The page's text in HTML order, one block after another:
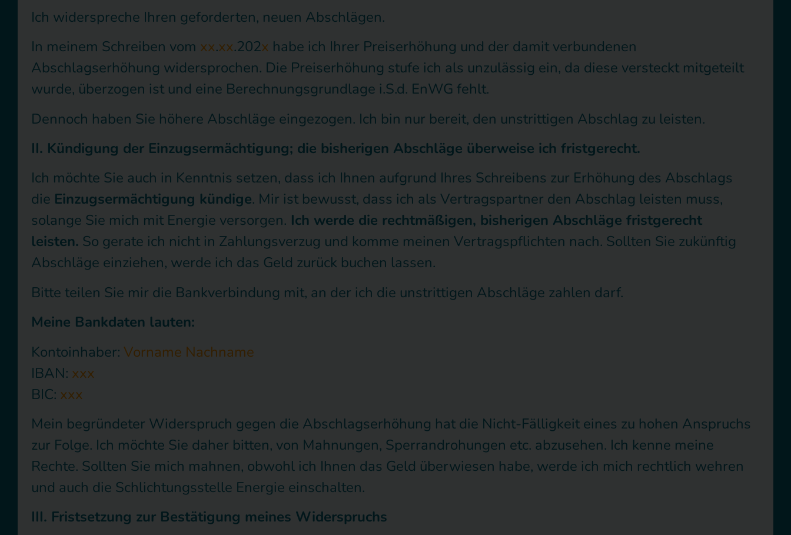
Ich widerspreche Ihren geforderten, neuen Abschlägen.
In meinem Schreiben vom xx.xx.202x habe ich Ihrer Preiserhöhung und der damit verbundenen
Abschlagserhöhung widersprochen. Die Preiserhöhung stufe ich als unzulässig ein, da diese versteckt mitgeteilt
wurde, überzogen ist und eine Berechnungsgrundlage i.S.d. EnWG fehlt.
Dennoch haben Sie höhere Abschläge eingezogen. Ich bin nur bereit, den unstrittigen Abschlag zu leisten.
II. Kündigung der Einzugsermächtigung; die bisherigen Abschläge überweise ich fristgerecht.
Ich möchte Sie auch in Kenntnis setzen, dass ich Ihnen aufgrund Ihres Schreibens zur Erhöhung des Abschlags
die Einzugsermächtigung kündige. Mir ist bewusst, dass ich als Vertragspartner den Abschlag leisten muss,
solange Sie mich mit Energie versorgen. Ich werde die rechtmäßigen, bisherigen Abschläge fristgerecht
leisten. So gerate ich nicht in Zahlungsverzug und komme meinen Vertragspflichten nach. Sollten Sie zukünftig
Abschläge einziehen, werde ich das Geld zurück buchen lassen.
Bitte teilen Sie mir die Bankverbindung mit, an der ich die unstrittigen Abschläge zahlen darf.
Meine Bankdaten lauten:
Kontoinhaber: Vorname Nachname
IBAN: xxx
BIC: xxx
Mein begründeter Widerspruch gegen die Abschlagserhöhung hat die Nicht-Fälligkeit eines zu hohen Anspruchs
zur Folge. Ich möchte Sie daher bitten, von Mahnungen, Sperrandrohungen etc. abzusehen. Ich kenne meine
Rechte. Sollten Sie mich mahnen, obwohl ich Ihnen das Geld überwiesen habe, werde ich mich rechtlich wehren
und auch die Schlichtungsstelle Energie einschalten.
III. Fristsetzung zur Bestätigung meines Widerspruchs